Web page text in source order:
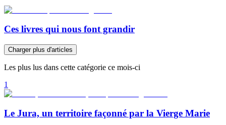
Ces livres qui nous font grandir
Charger plus d'articles
Les plus lus dans cette catégorie ce mois-ci
1
Le Jura, un territoire façonné par la Vierge Marie